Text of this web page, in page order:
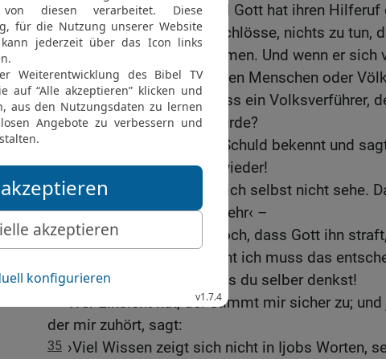
ihm ihr Leid zu klagen. Und Gott hat ihren Hilferuf
29 Doch wenn er sich entschlösse, nichts zu tun,
niemand ihn dafür verdammen. Und wenn er sich
sieht ihn keiner. Was könnten Menschen oder
30 wenn Gott es wollte, dass ein Volksverführer,
Gewissen hat, ihr König würde?
Wenn jemand Gott die Schuld bekennt und
mich verfehlt, ich tu’s nie wieder!
32 Zeig mir die Fehler, die ich selbst nicht sehe.
das ich tat, ich tu’s nicht mehr‹ –
33 willst du dann immer noch, dass Gott ihn
bereits verurteilt hast? Nicht ich muss das
du! Nun lass uns hören, was du selber denkst!
Wer Einsicht hat, der stimmt mir sicher zu; und
der mir zuhört, sagt:
35 ›Viel Wissen zeigt sich nicht in Ijobs Worten,